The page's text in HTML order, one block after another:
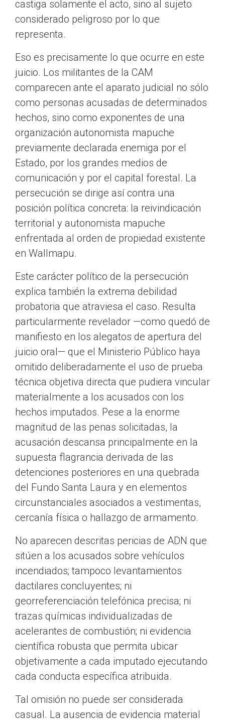
castiga solamente el acto, sino al sujeto
considerado peligroso por lo que
representa.
Eso es precisamente lo que ocurre en este
juicio. Los militantes de la CAM
comparecen ante el aparato judicial no sólo
como personas acusadas de determinados
hechos, sino como exponentes de una
organización autonomista mapuche
previamente declarada enemiga por el
Estado, por los grandes medios de
comunicación y por el capital forestal. La
persecución se dirige así contra una
posición política concreta: la reivindicación
territorial y autonomista mapuche
enfrentada al orden de propiedad existente
en Wallmapu.
Este carácter político de la persecución
explica también la extrema debilidad
probatoria que atraviesa el caso. Resulta
particularmente revelador —como quedó de
manifiesto en los alegatos de apertura del
juicio oral— que el Ministerio Público haya
omitido deliberadamente el uso de prueba
técnica objetiva directa que pudiera vincular
materialmente a los acusados con los
hechos imputados. Pese a la enorme
magnitud de las penas solicitadas, la
acusación descansa principalmente en la
supuesta flagrancia derivada de las
detenciones posteriores en una quebrada
del Fundo Santa Laura y en elementos
circunstanciales asociados a vestimentas,
cercanía física o hallazgo de armamento.
No aparecen descritas pericias de ADN que
sitúen a los acusados sobre vehículos
incendiados; tampoco levantamientos
dactilares concluyentes; ni
georreferenciación telefónica precisa; ni
trazas químicas individualizadas de
acelerantes de combustión; ni evidencia
científica robusta que permita ubicar
objetivamente a cada imputado ejecutando
cada conducta específica atribuida.
Tal omisión no puede ser considerada
casual. La ausencia de evidencia material